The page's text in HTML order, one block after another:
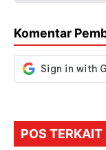
k
p
Komentar
POS TERKAIT